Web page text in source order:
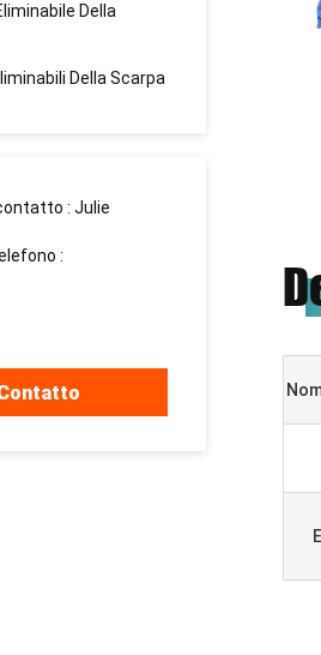
Della
Della Scarpa
: Julie
: